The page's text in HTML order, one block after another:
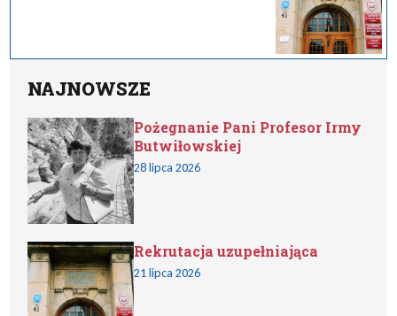
NAJNOWSZE
Pożegnanie Pani Profesor Irmy
Butwiłowskiej
28 lipca 2026
Rekrutacja uzupełniająca
21 lipca 2026